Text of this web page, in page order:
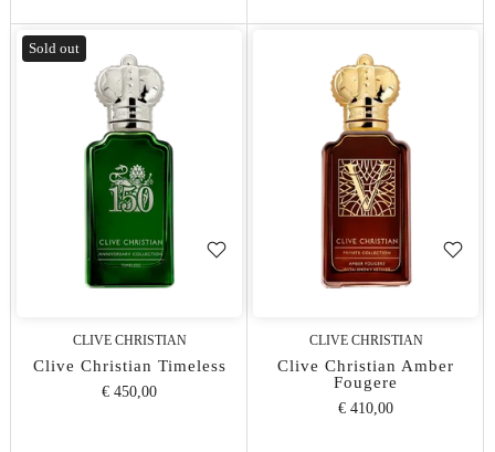
Sold out
CLIVE CHRISTIAN
Clive Christian Timeless
€ 450,00
CLIVE CHRISTIAN
Clive Christian Amber
Fougere
€ 410,00